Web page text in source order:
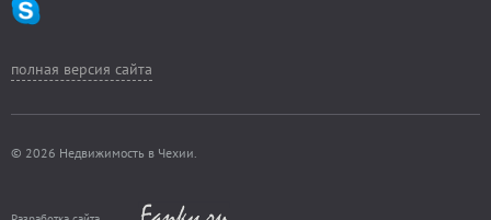
полная версия сайта
© 2026 Недвижимость в Чехии.